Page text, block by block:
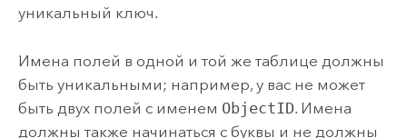
уникальный ключ.
Имена полей в одной и той же таблице должны
быть уникальными; например, у вас не может
быть двух полей с именем ObjectID. Имена
должны также начинаться с буквы и не должны